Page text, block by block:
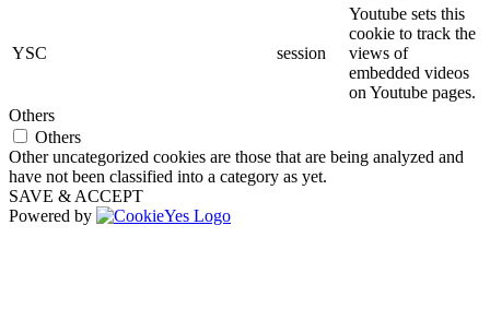
YSC session
Youtube sets this
cookie to track the
views of
embedded videos
on Youtube pages.
Others
Others
Other uncategorized cookies are those that are being analyzed and
have not been classified into a category as yet.
SAVE & ACCEPT
Powered by